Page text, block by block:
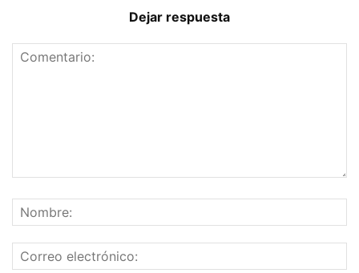
Dejar respuesta